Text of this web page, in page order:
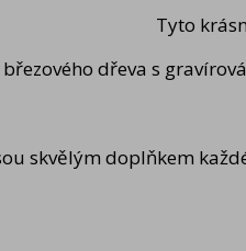
Tyto
březového dřeva s
skvělým doplňkem